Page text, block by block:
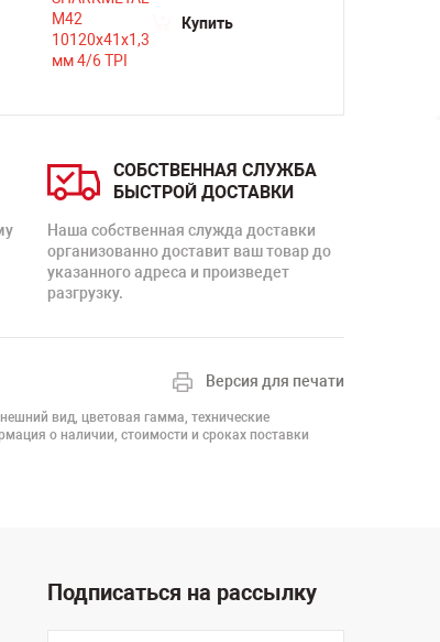
Купить
СОБСТВЕННАЯ СЛУЖБА
БЫСТРОЙ ДОСТАВКИ
Наша собственная служда доставки
организованно доставит ваш товар до
указанного адреса и произведет
разгрузку.
Версия для печати
вид, цветовая гамма, технические
о наличии, стоимости и сроках поставки
Подписаться на рассылку